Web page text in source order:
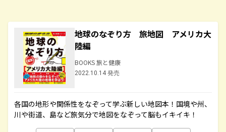
地球のなぞり方 旅地図 アメリカ大
陸編
BOOKS 旅と健康
2022.10.14 発売
各国の地形や関係性をなぞって学ぶ新しい地図本！国境や州、
川や街道、島など旅気分で地図をなぞって脳もイキイキ！